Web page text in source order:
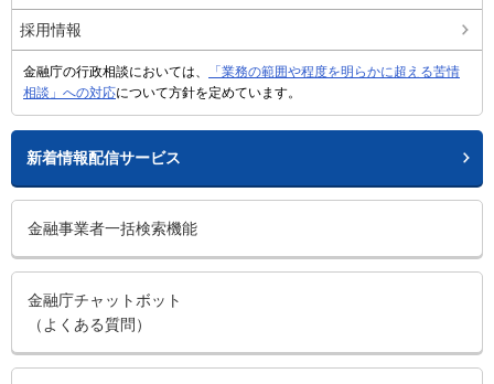
採用情報
金融庁の行政相談においては、
「業務の範囲や程度を明らかに超える苦情
相談」への対応について方針を定めています。
新着情報配信サービス
金融事業者一括検索機能
金融庁チャットボット
（よくある質問）